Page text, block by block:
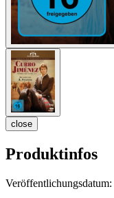
close
Produktinfos
Veröffentlichungsdatum: